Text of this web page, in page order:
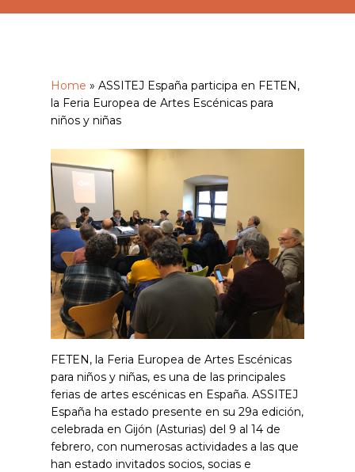
Home » ASSITEJ España participa en FETEN,
la Feria Europea de Artes Escénicas para
niños y niñas
FETEN, la Feria Europea de Artes Escénicas
para niños y niñas, es una de las principales
ferias de artes escénicas en España. ASSITEJ
España ha estado presente en su 29a edición,
celebrada en Gijón (Asturias) del 9 al 14 de
febrero, con numerosas actividades a las que
han estado invitados socios, socias e